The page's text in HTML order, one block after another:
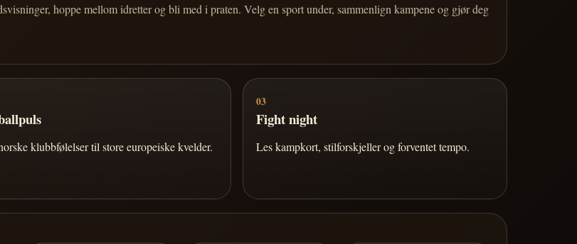
hoppe mellom idretter og bli med i praten. Velg en sport under, sammenlign kampene og gjør deg
klubbfølelser til store europeiske kvelder.
03
Fight night
Les kampkort, stilforskjeller og forventet tempo.